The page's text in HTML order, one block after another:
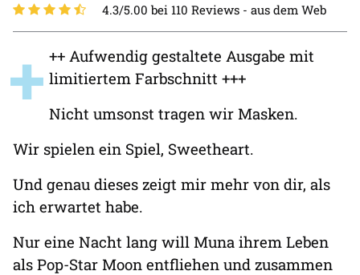
4.3/5.00 bei 110 Reviews - aus dem Web
+ ++ Aufwendig gestaltete Ausgabe mit
limitiertem Farbschnitt +++
Nicht umsonst tragen wir Masken.
Wir spielen ein Spiel, Sweetheart.
Und genau dieses zeigt mir mehr von dir, als
ich erwartet habe.
Nur eine Nacht lang will Muna ihrem Leben
als Pop-Star Moon entfliehen und zusammen